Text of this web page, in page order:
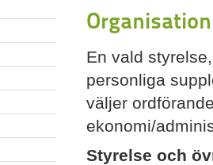
En vald
personliga
väljer
ekonomi/
Styrelse och